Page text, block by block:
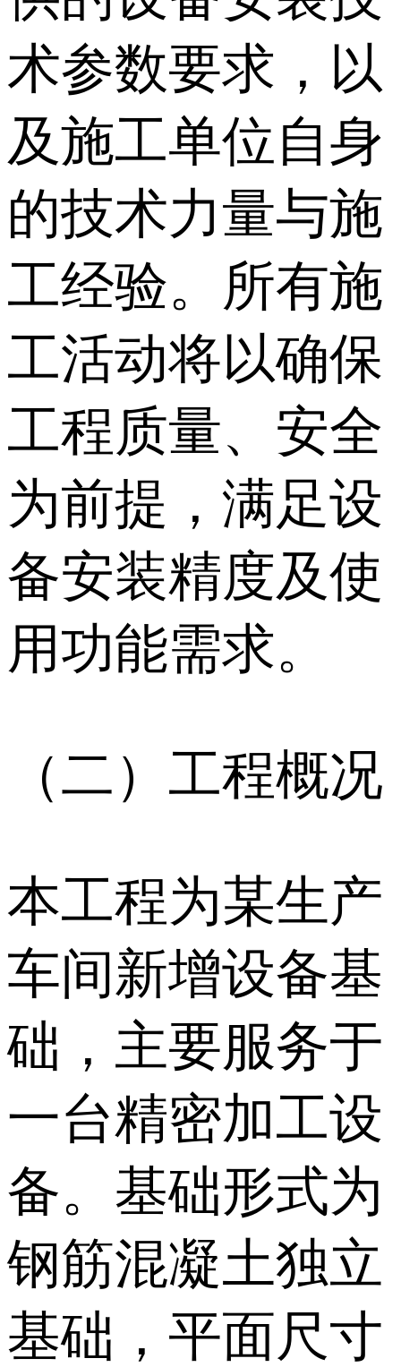
术参数要求，以
及施工单位自身
的技术力量与施
工经验。所有施
工活动将以确保
工程质量、安全
为前提，满足设
备安装精度及使
用功能需求。
（二）工程概况
本工程为某生产
车间新增设备基
础，主要服务于
一台精密加工设
备。基础形式为
钢筋混凝土独立
基础，平面尺寸